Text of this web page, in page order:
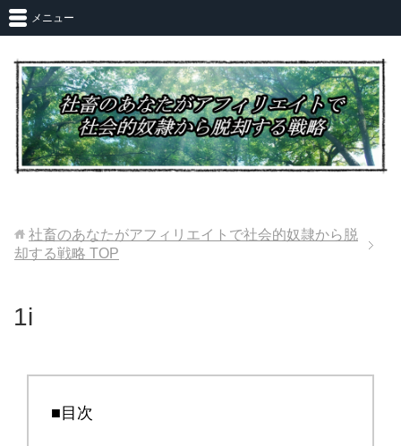
メニュー
社畜のあなたがアフィリエイトで社会的奴隷から脱
却する戦略 TOP
1i
■目次